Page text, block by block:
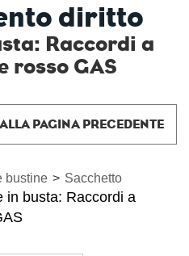
diritto
Raccordi a
rosso GAS
PAGINA PRECEDENTE
bustine > Sacchetto
in busta: Raccordi a